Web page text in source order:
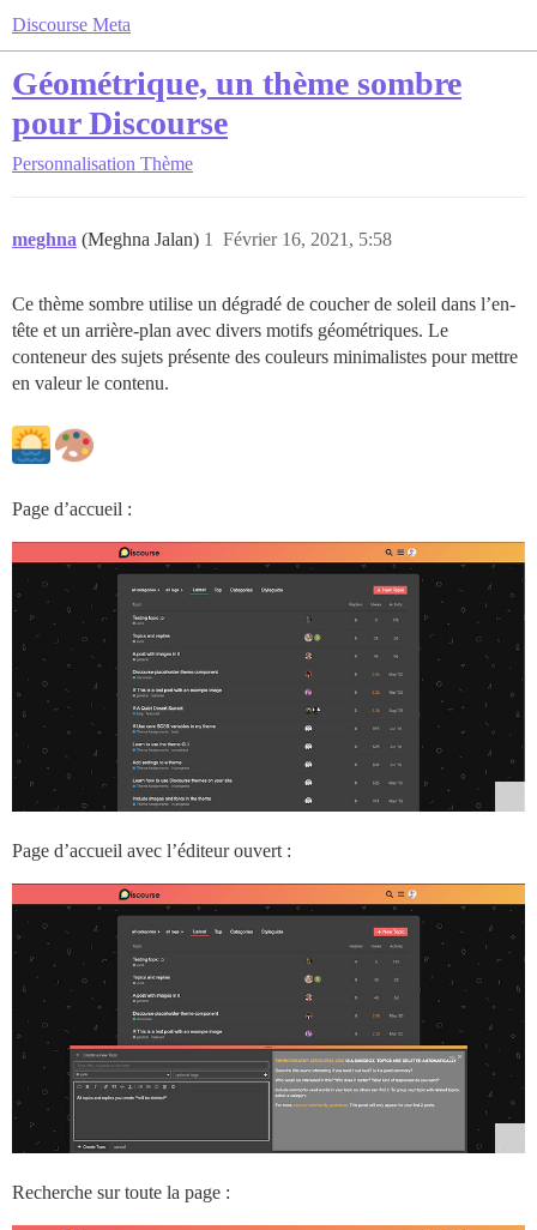
Discourse Meta
Géométrique, un thème sombre
pour Discourse
Personnalisation Thème
meghna (Meghna Jalan) Février 16, 2021, 5:58
1
Ce thème sombre utilise un dégradé de coucher de soleil dans l’en-
tête et un arrière-plan avec divers motifs géométriques. Le
conteneur des sujets présente des couleurs minimalistes pour mettre
en valeur le contenu.
Page d’accueil :
Page d’accueil avec l’éditeur ouvert :
Recherche sur toute la page :